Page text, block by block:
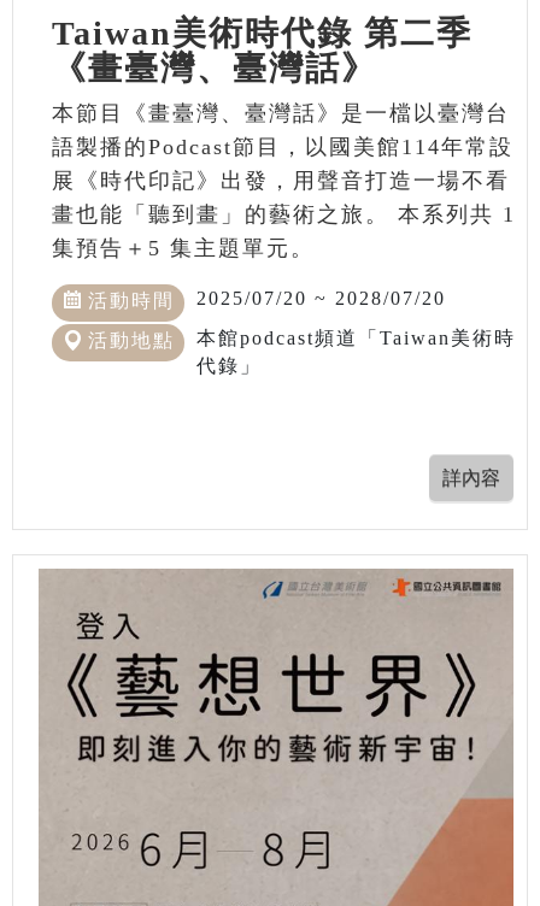
Taiwan美術時代錄 第二季
《畫臺灣、臺灣話》
本節目《畫臺灣、臺灣話》是一檔以臺灣台
語製播的Podcast節目，以國美館114年常設
展《時代印記》出發，用聲音打造一場不看
畫也能「聽到畫」的藝術之旅。 本系列共 1
集預告＋5 集主題單元。
活動時間 2025/07/20 ~ 2028/07/20
活動地點
本館podcast頻道「Taiwan美術時
代錄」